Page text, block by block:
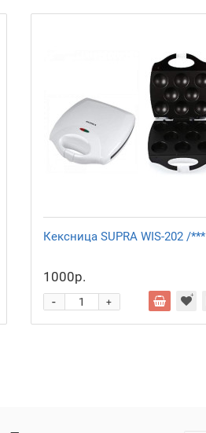
Кексница SUPRA WIS-202 /***
1000р.
+
-